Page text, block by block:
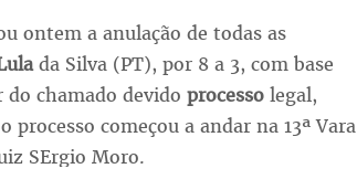
ontem a anulação de todas as
da Silva (PT), por 8 a 3, com base
chamado devido processo legal,
processo começou a andar na 13ª Vara
SErgio Moro.